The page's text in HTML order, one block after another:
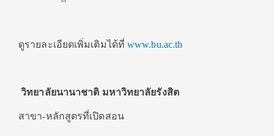
ดูรายละเอียดเพิ่มเติมได้ที่www.bu.ac.th
วิทยาลัยนานาชาติ มหาวิทยาลัยรังสิต
สาขา-หลักสูตรที่เปิดสอน